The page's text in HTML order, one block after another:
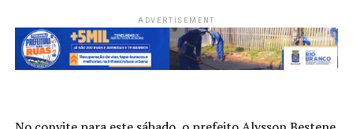
ADVERTISEMENT